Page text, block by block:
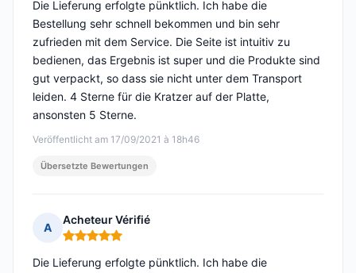
Veröffentlicht am 17/09/2021 à 18h46
Die Lieferung erfolgte pünktlich. Ich habe die
Bestellung sehr schnell bekommen und bin sehr
zufrieden mit dem Service. Die Seite ist intuitiv zu
bedienen, das Ergebnis ist super und die Produkte sind
gut verpackt, so dass sie nicht unter dem Transport
leiden. 4 Sterne für die Kratzer auf der Platte,
ansonsten 5 Sterne.
Übersetzte Bewertungen
A
Acheteur Vérifié
Hinweis: 5 von 5
Die Lieferung erfolgte pünktlich. Ich habe die